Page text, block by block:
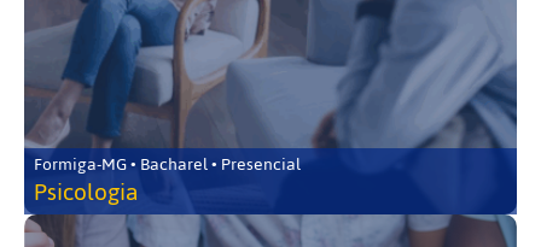
Formiga-MG • Bacharel • Presencial
Psicologia